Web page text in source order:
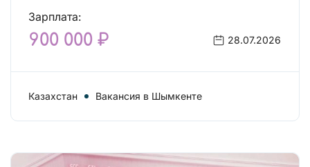
Зарплата:
900 000 ₽ 28.07.2026
Казахстан Вакансия в Шымкенте